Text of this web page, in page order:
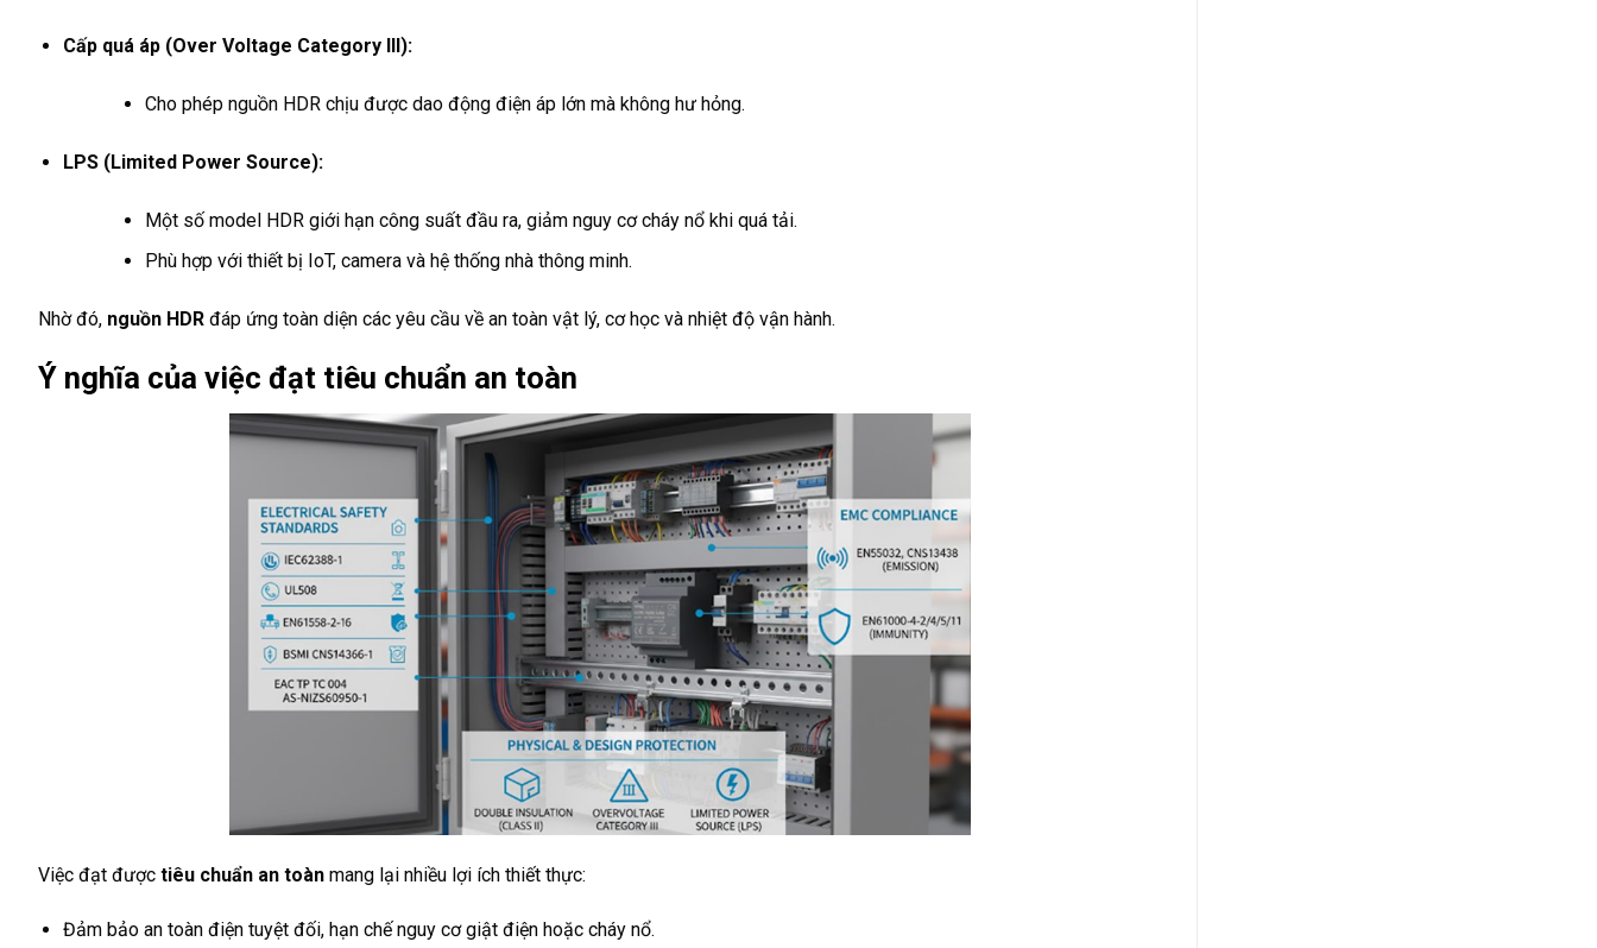
Cấp quá áp (Over Voltage Category III):
Cho phép nguồn HDR chịu được dao động điện áp lớn mà không hư hỏng.
LPS (Limited Power Source):
Một số model HDR giới hạn công suất đầu ra, giảm nguy cơ cháy nổ khi quá tải.
Phù hợp với thiết bị IoT, camera và hệ thống nhà thông minh.
Nhờ đó, nguồn HDR đáp ứng toàn diện các yêu cầu về an toàn vật lý, cơ học và nhiệt độ vận hành.
Ý nghĩa của việc đạt tiêu chuẩn an toàn
Việc đạt được tiêu chuẩn an toàn mang lại nhiều lợi ích thiết thực:
Đảm bảo an toàn điện tuyệt đối, hạn chế nguy cơ giật điện hoặc cháy nổ.